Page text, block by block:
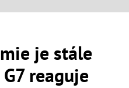
je stále
reaguje